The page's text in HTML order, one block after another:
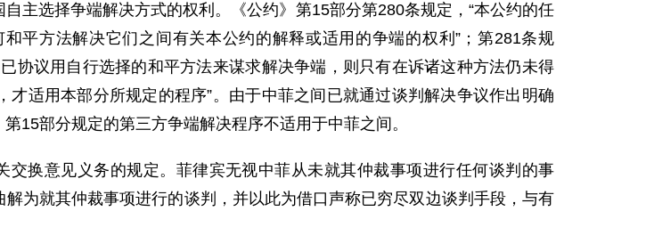
选择争端解决方式的权利。《公约》第15部分第280条规定，“本公约的任
平方法解决它们之间有关本公约的解释或适用的争端的权利”；第281条规
协议用自行选择的和平方法来谋求解决争端，则只有在诉诸这种方法仍未得
适用本部分所规定的程序”。由于中菲之间已就通过谈判解决争议作出明确
15部分规定的第三方争端解决程序不适用于中菲之间。
换意见义务的规定。菲律宾无视中菲从未就其仲裁事项进行任何谈判的事
为就其仲裁事项进行的谈判，并以此为借口声称已穷尽双边谈判手段，与有